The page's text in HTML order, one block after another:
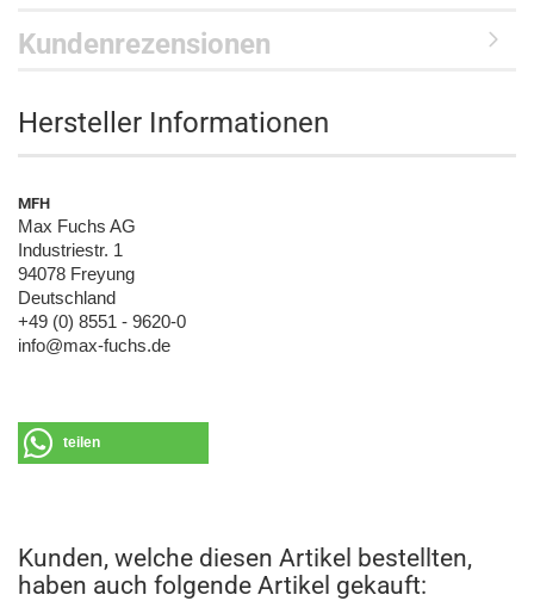
Kundenrezensionen
Hersteller Informationen
MFH
Max Fuchs AG
Industriestr. 1
94078 Freyung
Deutschland
+49 (0) 8551 - 9620-0
info@max-fuchs.de
teilen
Kunden, welche diesen Artikel bestellten,
haben auch folgende Artikel gekauft: